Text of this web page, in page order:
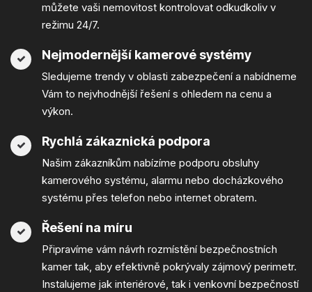
můžete vaši nemovitost kontrolovat odkudkoliv v
režimu 24/7.
Nejmodernější kamerové systémy
Sledujeme trendy v oblasti zabezpečení a nabídneme
Vám to nejvhodnější řešení s ohledem na cenu a
výkon.
Rychlá zákaznická podpora
Našim zákazníkům nabízíme podporu obsluhy
kamerového systému, alarmu nebo docházkového
systému přes telefon nebo internet obratem.
Řešení na míru
Připravíme vám návrh rozmístění bezpečnostních
kamer tak, aby efektivně pokrývaly zájmový perimetr.
Instalujeme jak interiérové, tak i venkovní bezpečností